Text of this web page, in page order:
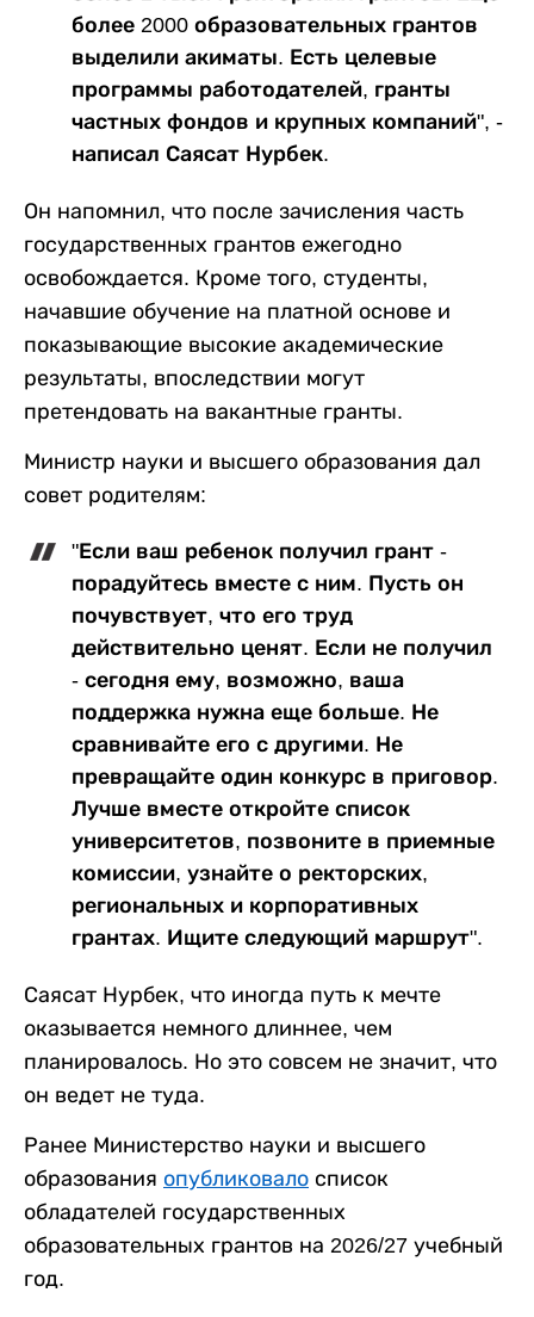
более 2000 образовательных грантов
выделили акиматы. Есть целевые
программы работодателей, гранты
частных фондов и крупных компаний", -
написал Саясат Нурбек.
Он напомнил, что после зачисления часть
государственных грантов ежегодно
освобождается. Кроме того, студенты,
начавшие обучение на платной основе и
показывающие высокие академические
результаты, впоследствии могут
претендовать на вакантные гранты.
Министр науки и высшего образования дал
совет родителям:
"Если ваш ребенок получил грант -
порадуйтесь вместе с ним. Пусть он
почувствует, что его труд
действительно ценят. Если не получил
- сегодня ему, возможно, ваша
поддержка нужна еще больше. Не
сравнивайте его с другими. Не
превращайте один конкурс в приговор.
Лучше вместе откройте список
университетов, позвоните в приемные
комиссии, узнайте о ректорских,
региональных и корпоративных
грантах. Ищите следующий маршрут".
Саясат Нурбек, что иногда путь к мечте
оказывается немного длиннее, чем
планировалось. Но это совсем не значит, что
он ведет не туда.
Ранее Министерство науки и высшего
образования опубликовало список
обладателей государственных
образовательных грантов на 2026/27 учебный
год.